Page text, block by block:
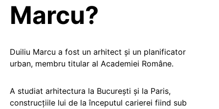
Marcu?
Duiliu Marcu a fost un arhitect și un planificator
urban, membru titular al Academiei Române.
A studiat arhitectura la București și la Paris,
construcţiile lui de la începutul carierei fiind sub